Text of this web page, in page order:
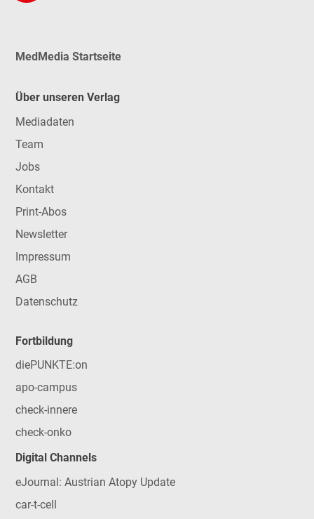
MedMedia Startseite
Über unseren Verlag
Mediadaten
Team
Jobs
Kontakt
Print-Abos
Newsletter
Impressum
AGB
Datenschutz
Fortbildung
diePUNKTE:on
apo-campus
check-innere
check-onko
Digital Channels
eJournal: Austrian Atopy Update
car-t-cell